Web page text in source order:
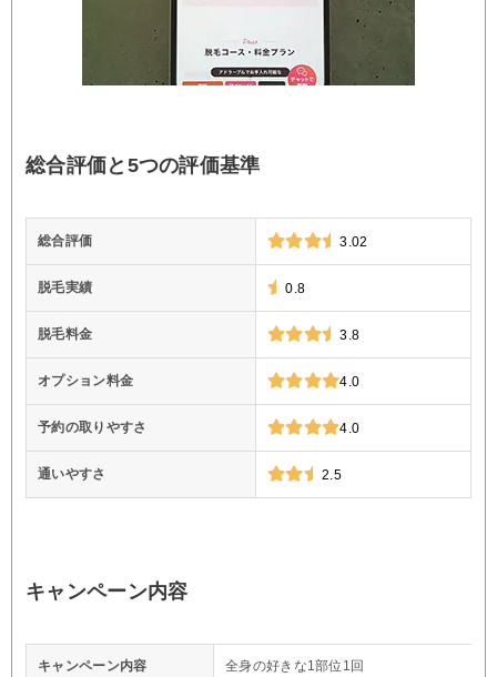
総合評価と5つの評価基準
総合評価 3.02
脱毛実績 0.8
脱毛料金 3.8
オプション料金 4.0
予約の取りやすさ 4.0
通いやすさ 2.5
キャンペーン内容
キャンペーン内容 全身の好きな1部位1回